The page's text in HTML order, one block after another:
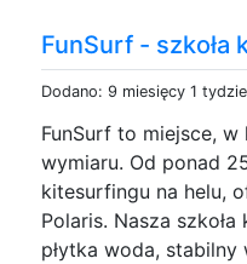
FunSurf - szkoła
Dodano: 9 miesięcy 1
FunSurf to miejsce,
wymiaru. Od ponad
kitesurfingu na helu,
Polaris. Nasza
płytka woda,